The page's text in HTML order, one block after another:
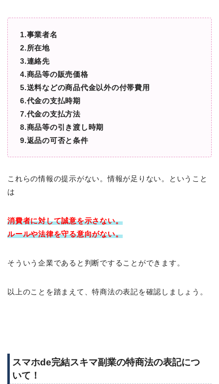
1.事業者名
2.所在地
3.連絡先
4.商品等の販売価格
5.送料などの商品代金以外の付帯費用
6.代金の支払時期
7.代金の支払方法
8.商品等の引き渡し時期
9.返品の可否と条件
これらの情報の提示がない。情報が足りない。ということ
は
消費者に対して誠意を示さない。
ルールや法律を守る意向がない。
そういう企業であると判断ですることができます。
以上のことを踏まえて、特商法の表記を確認しましょう。
スマホde完結スキマ副業の特商法の表記につ
いて！